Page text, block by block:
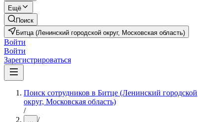
Ещё
Поиск
Битца (Ленинский городской округ, Московская область)
Войти
Войти
Зарегистрироваться
Поиск сотрудников в Битце (Ленинский городской
округ, Московская область)
/
... /